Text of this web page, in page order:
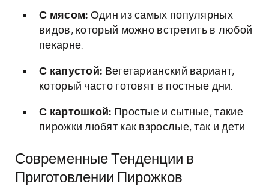
С мясом: Один из самых популярных
видов, который можно встретить в любой
пекарне.
С капустой: Вегетарианский вариант,
который часто готовят в постные дни.
С картошкой: Простые и сытные, такие
пирожки любят как взрослые, так и дети.
Современные Тенденции в
Приготовлении Пирожков